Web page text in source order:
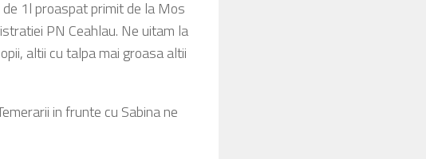
1l proaspat primit de la Mos
PN Ceahlau. Ne uitam la
altii cu talpa mai groasa altii
in frunte cu Sabina ne